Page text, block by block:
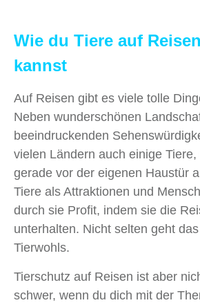
Wie du Tiere auf
kannst
Auf Reisen gibt es viele tolle
Neben wunderschönen
beeindruckenden
vielen Ländern auch einige
gerade vor der eigenen Haustür
Tiere als Attraktionen und
durch sie Profit, indem sie die
unterhalten. Nicht selten geht
Tierwohls.
Tierschutz auf Reisen ist aber
schwer, wenn du dich mit der